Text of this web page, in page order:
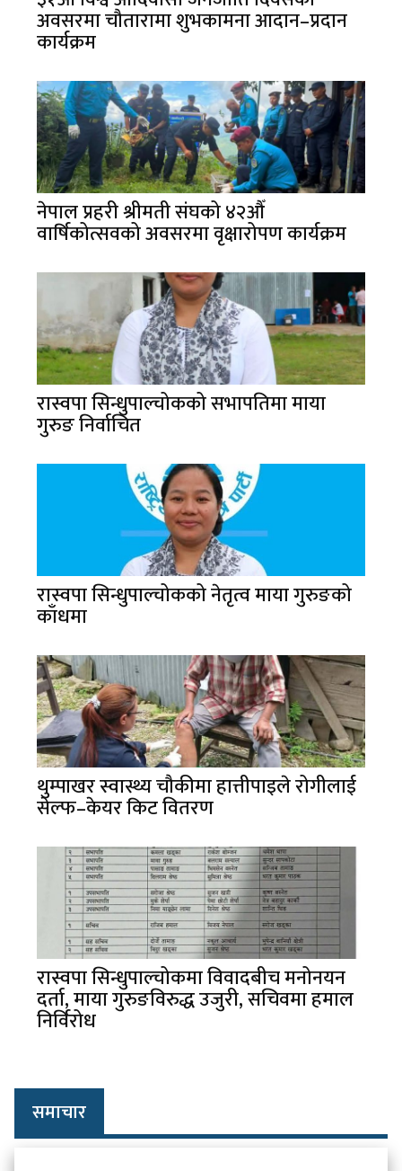
अवसरमा चौतारामा शुभकामना आदान–प्रदान
कार्यक्रम
नेपाल प्रहरी श्रीमती संघको ४२औँ
वार्षिकोत्सवको अवसरमा वृक्षारोपण कार्यक्रम
रास्वपा सिन्धुपाल्चोकको सभापतिमा माया
गुरुङ निर्वाचित
रास्वपा सिन्धुपाल्चोकको नेतृत्व माया गुरुङको
काँधमा
थुम्पाखर स्वास्थ्य चौकीमा हात्तीपाइले रोगीलाई
सेल्फ–केयर किट वितरण
रास्वपा सिन्धुपाल्चोकमा विवादबीच मनोनयन
दर्ता, माया गुरुङविरुद्ध उजुरी, सचिवमा हमाल
निर्विरोध
समाचार